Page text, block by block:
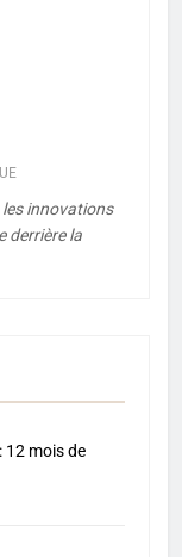
les innovations
derrière la
12 mois de